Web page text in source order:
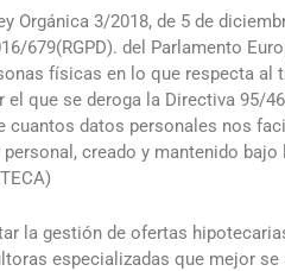
Orgánica 3/2018, de 5 de
679(RGPD). del Parlamento
físicas en lo que respecta al
que se deroga la Directiva 95/
cuantos datos personales nos
creado y mantenido bajo
la gestión de ofertas
especializadas que mejor